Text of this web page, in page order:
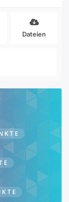
Dateien